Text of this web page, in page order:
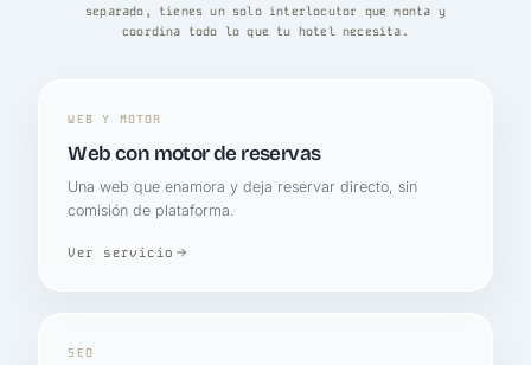
separado, tienes un solo interlocutor que monta y
coordina todo lo que tu hotel necesita.
WEB Y MOTOR
Web con motor de reservas
Una web que enamora y deja reservar directo, sin
comisión de plataforma.
Ver servicio
SEO